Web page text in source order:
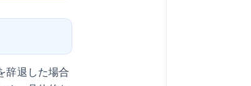
辞退した場合